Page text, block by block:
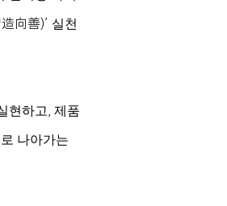
向善)’ 실천
현하고, 제품
나아가는